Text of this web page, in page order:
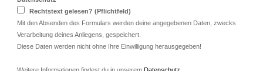
Rechtstext gelesen? (Pflichtfeld)
Mit den Absenden des Formulars werden deine angegebenen Daten, zwecks
Verarbeitung deines Anliegens, gespeichert.
Diese Daten werden nicht ohne Ihre Einwilligung herausgegeben!